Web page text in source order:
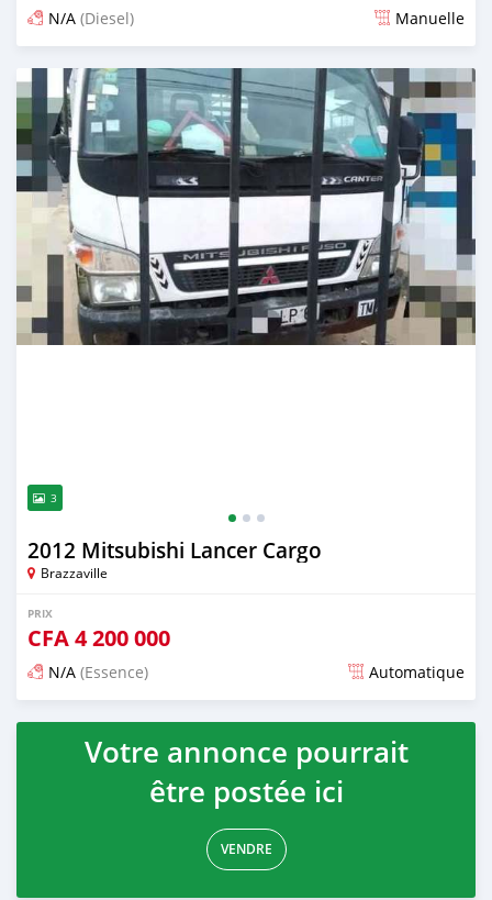
N/A (Diesel) Manuelle
Publié il y a 9 mois
3
2012 Mitsubishi Lancer Cargo
Brazzaville
PRIX
CFA4 200 000
N/A (Essence) Automatique
Publié il y a 12 mois
Votre annonce pourrait
être postée ici
VENDRE